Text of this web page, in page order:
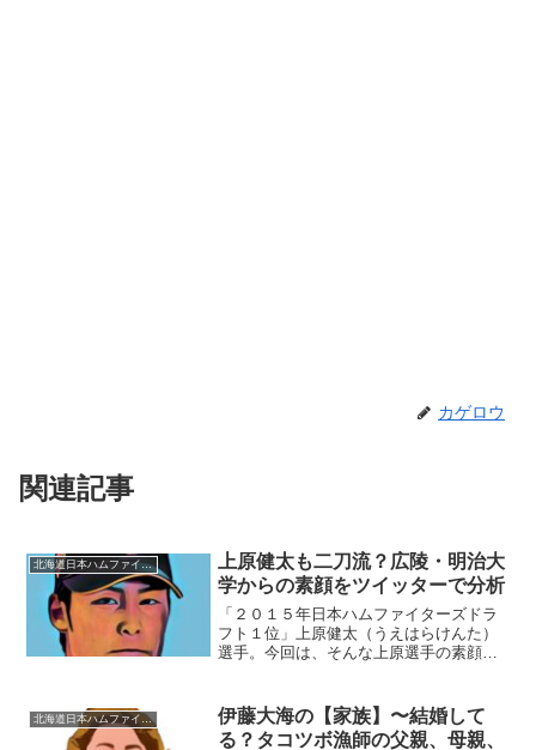
カゲロウ
関連記事
北海道日本ハムファイターズ
上原健太も二刀流？広陵・明治大
学からの素顔をツイッターで分析
「２０１５年日本ハムファイターズドラ
フト１位」上原健太（うえはらけんた）
選手。今回は、そんな上原選手の素顔に
監督が、大谷翔平選手に続く、二刀流候
補として上原健太選手の...
北海道日本ハムファイターズ
伊藤大海の【家族】〜結婚して
る？タコツボ漁師の父親、母親、